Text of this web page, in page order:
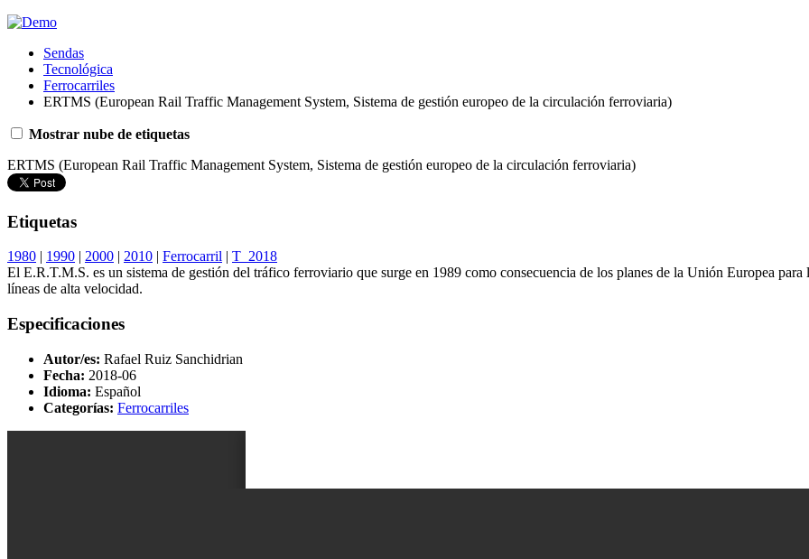
Sendas
Tecnológica
Ferrocarriles
ERTMS (European Rail Traffic Management System, Sistema de gestión europeo de la circulación ferroviaria)
Mostrar nube de etiquetas
ERTMS (European Rail Traffic Management System, Sistema de gestión europeo de la circulación ferroviaria)
Etiquetas
1980 | 1990 | 2000 | 2010 | Ferrocarril | T_2018
El E.R.T.M.S. es un sistema de gestión del tráfico ferroviario que surge en 1989 como consecuencia de los planes de la Unión Europea
líneas de alta velocidad.
Especificaciones
Autor/es: Rafael Ruiz Sanchidrian
Fecha: 2018-06
Idioma: Español
Categorías: Ferrocarriles